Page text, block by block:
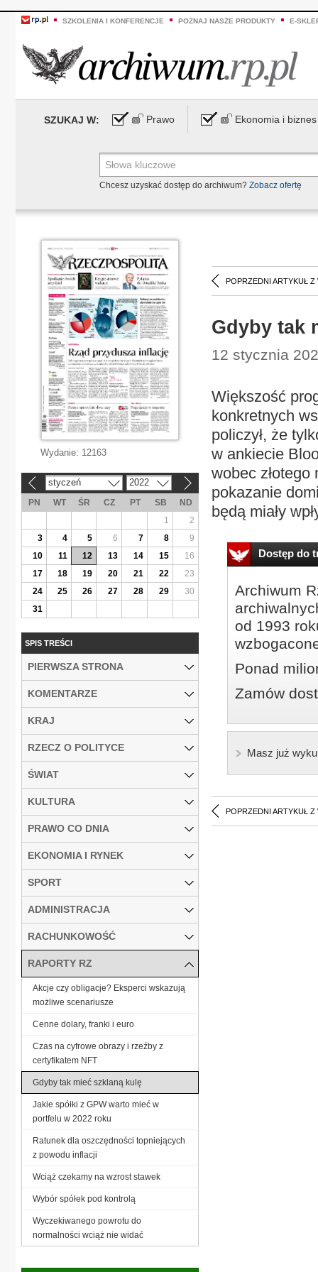
SZKOLENIA I KONFERENCJE POZNAJ NASZE PRODUKTY E-
SZUKAJ W: Prawo Ekonomia i biznes
Chcesz uzyskać dostęp do archiwum? Zobacz ofertę
POPRZEDNI ARTYKUŁ Z
Gdyby tak
12 stycznia
Większość
konkretnych
policzył, że
w ankiecie
wobec
pokazanie
będą miały
Dostęp do
Archiwum
od 1993
Ponad
Zamów
Masz już
POPRZEDNI ARTYKUŁ Z
Wydanie: 12163
styczeń 2022
PN WT ŚR CZ PT SB
ND
1
2
3
4 5 6 7 8
9
10
11 12 13 14 15
16
17
18 19 20 21 22
23
24
25 26 27 28 29
30
31
SPIS TREŚCI
PIERWSZA STRONA
KOMENTARZE
KRAJ
RZECZ O POLITYCE
ŚWIAT
KULTURA
PRAWO CO DNIA
EKONOMIA I RYNEK
SPORT
ADMINISTRACJA
RACHUNKOWOŚĆ
RAPORTY RZ
Akcje czy obligacje? Eksperci wskazują
możliwe scenariusze
Cenne dolary, franki i euro
Czas na cyfrowe obrazy i rzeźby z
certyfikatem NFT
Gdyby tak mieć szklaną kulę
Jakie spółki z GPW warto mieć w
portfelu w 2022 roku
Ratunek dla oszczędności topniejących
z powodu inflacji
Wciąż czekamy na wzrost stawek
Wybór spółek pod kontrolą
Wyczekiwanego powrotu do
normalności wciąż nie widać